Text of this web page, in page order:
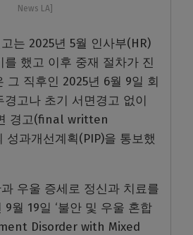
News LA]
는 2025년 5월 인사부(HR)
를 했고 이후 중재 절차가 진
그 직후인 2025년 6월 9일 회
경고나 초기 서면경고 없이
경고(final written
성과개선계획(PIP)을 통보했
우울 증세로 정신과 치료를
9월 19일 ‘불안 및 우울 혼합
Disorder with Mixed